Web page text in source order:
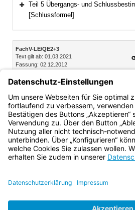
Bereich erweitern
Teil 5 Übergangs- und
[Schlussformel]
Inhalt
FachV-LE/QE2+3
Text gilt ab: 01.03.2021
Fassung: 02.12.2012
§ 25 Dauer und Inhalt der
Für die Dauer und den Inhalt der
gilt § 7 entsprechend.
Bayern.de
BayernPortal
Impressum